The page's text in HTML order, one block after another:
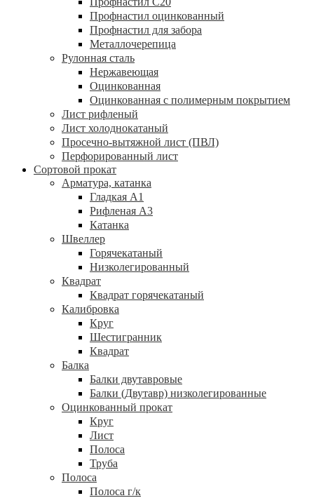
Профнастил оцинкованный
Профнастил для забора
Металлочерепица
Рулонная сталь
Нержавеющая
Оцинкованная
Оцинкованная с полимерным покрытием
Лист рифленый
Лист холоднокатаный
Просечно-вытяжной лист (ПВЛ)
Перфорированный лист
Сортовой прокат
Арматура, катанка
Гладкая А1
Рифленая А3
Катанка
Швеллер
Горячекатаный
Низколегированный
Квадрат
Квадрат горячекатаный
Калибровка
Круг
Шестигранник
Квадрат
Балка
Балки двутавровые
Балки (Двутавр) низколегированные
Оцинкованный прокат
Круг
Лист
Полоса
Труба
Полоса
Полоса г/к